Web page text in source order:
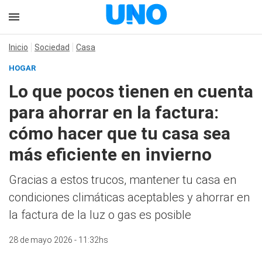
Inicio Sociedad Casa
HOGAR
Lo que pocos tienen en cuenta
para ahorrar en la factura:
cómo hacer que tu casa sea
más eficiente en invierno
Gracias a estos trucos, mantener tu casa en
condiciones climáticas aceptables y ahorrar en
la factura de la luz o gas es posible
28 de mayo 2026 - 11:32hs